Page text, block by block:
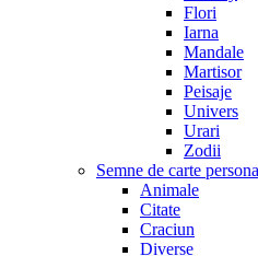
Flori
Iarna
Mandale
Martisor
Peisaje
Univers
Urari
Zodii
Semne de carte
Animale
Citate
Craciun
Diverse